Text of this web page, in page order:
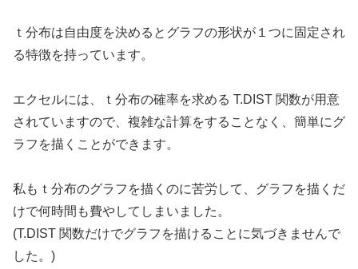
ｔ分布は自由度を決めるとグラフの形状が１つに固定され
る特徴を持っています。
エクセルには、ｔ分布の確率を求める T.DIST 関数が用意
されていますので、複雑な計算をすることなく、簡単にグ
ラフを描くことができます。
私もｔ分布のグラフを描くのに苦労して、グラフを描くだ
けで何時間も費やしてしまいました。
(T.DIST 関数だけでグラフを描けることに気づきませんで
した。)